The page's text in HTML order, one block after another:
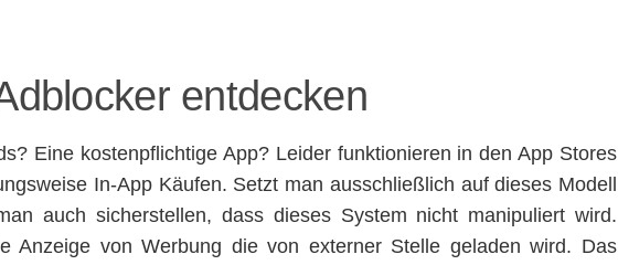
entdecken
Eine kostenpflichtige App? Leider funktionieren in den App Stores
In-App Käufen. Setzt man ausschließlich auf dieses Modell
auch sicherstellen, dass dieses System nicht manipuliert wird.
Anzeige von Werbung die von externer Stelle geladen wird. Das